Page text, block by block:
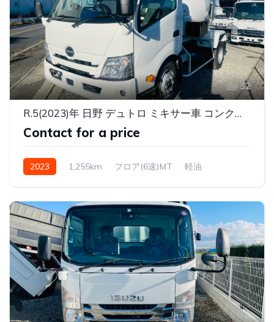
32
R.5(2023)年 日野 デュトロ ミキサー車 コンクリートミキサー ホワイト 走行1,255km
Contact for a price
2023 1,255km フロア(6速)MT 軽油